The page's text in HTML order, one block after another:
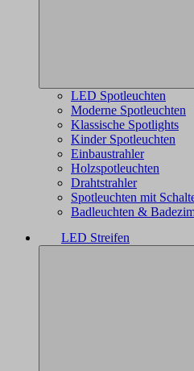
LED Spotleuchten
Moderne Spotleuchten
Klassische Spotlights
Kinder Spotleuchten
Einbaustrahler
Holzspotleuchten
Drahtstrahler
Spotleuchten mit
Badleuchten &
LED Streifen